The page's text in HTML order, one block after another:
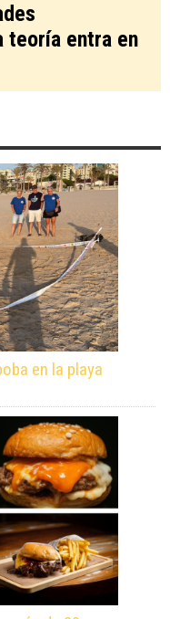
teoría entra en
en la playa